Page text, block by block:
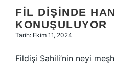
FIL DIŞINDE
KONUŞULUYOR
Tarih: Ekim 11, 2024
Fildişi Sahili’nin neyi